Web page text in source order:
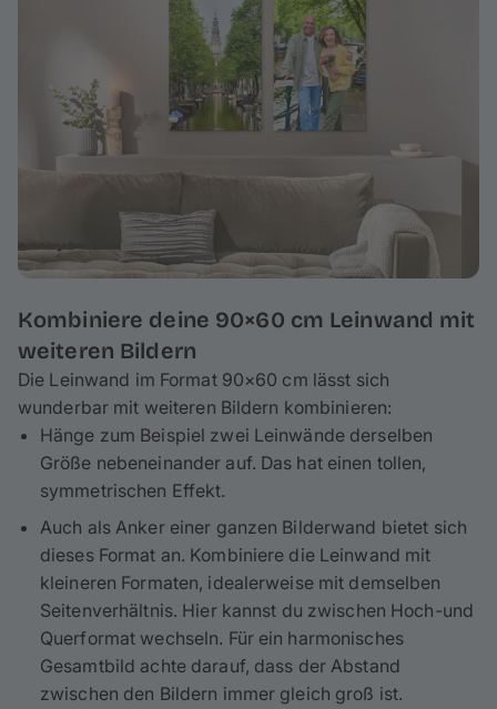
Kombiniere deine 90×60 cm Leinwand mit
weiteren Bildern
Die Leinwand im Format 90×60 cm lässt sich
wunderbar mit weiteren Bildern kombinieren:
Hänge zum Beispiel zwei Leinwände derselben
Größe nebeneinander auf. Das hat einen tollen,
symmetrischen Effekt.
Auch als Anker einer ganzen Bilderwand bietet sich
dieses Format an. Kombiniere die Leinwand mit
kleineren Formaten, idealerweise mit demselben
Seitenverhältnis. Hier kannst du zwischen Hoch-und
Querformat wechseln. Für ein harmonisches
Gesamtbild achte darauf, dass der Abstand
zwischen den Bildern immer gleich groß ist.